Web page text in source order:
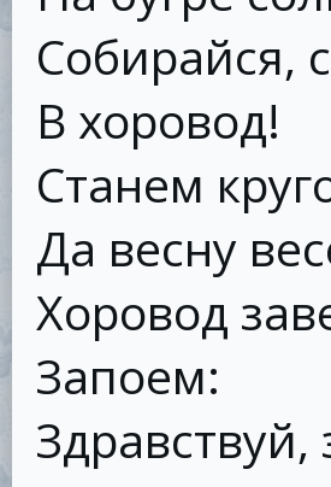
Собирайся,
В хоровод!
Станем
Да весну
Хоровод
Запоем:
Здравствуй,